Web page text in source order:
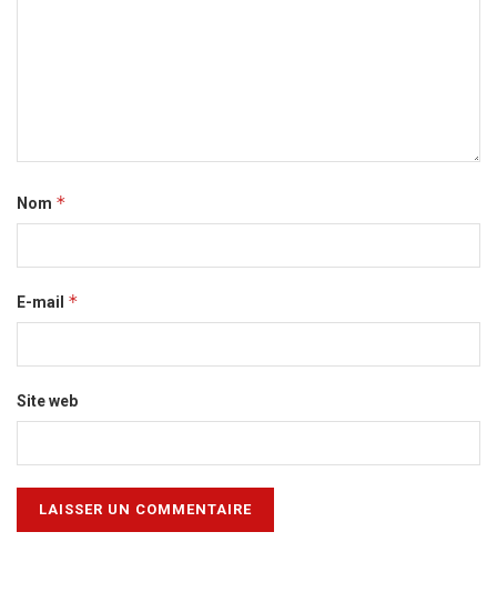
Nom *
E-mail *
Site web